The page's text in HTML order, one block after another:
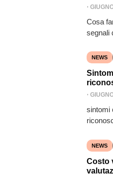
⋅
Cosa
segnali
NEWS
⋅
sintomi
NEWS
Costo